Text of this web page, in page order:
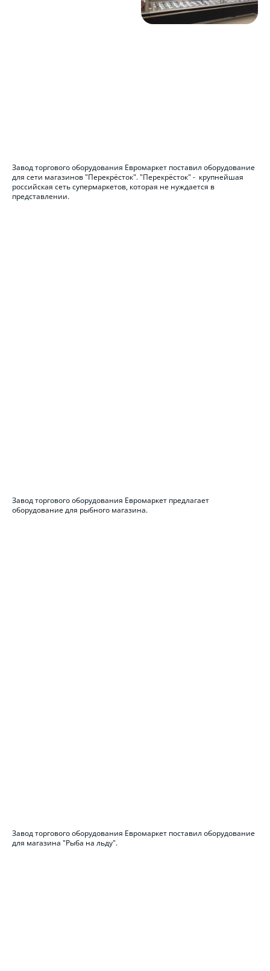
Завод торгового оборудования Евромаркет поставил оборудование
для сети магазинов "Перекрёсток". "Перекрёсток" - крупнейшая
российская сеть супермаркетов, которая не нуждается в
представлении.
Завод торгового оборудования Евромаркет предлагает
оборудование для рыбного магазина.
Завод торгового оборудования Евромаркет поставил оборудование
для магазина "Рыба на льду".